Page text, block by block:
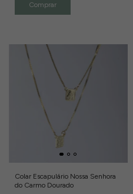
Colar Escapulário Nossa Senhora
do Carmo Dourado